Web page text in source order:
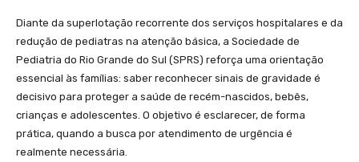
Diante da superlotação recorrente dos serviços hospitalares e da
redução de pediatras na atenção básica, a Sociedade de
Pediatria do Rio Grande do Sul (SPRS) reforça uma orientação
essencial às famílias: saber reconhecer sinais de gravidade é
decisivo para proteger a saúde de recém-nascidos, bebês,
crianças e adolescentes. O objetivo é esclarecer, de forma
prática, quando a busca por atendimento de urgência é
realmente necessária.